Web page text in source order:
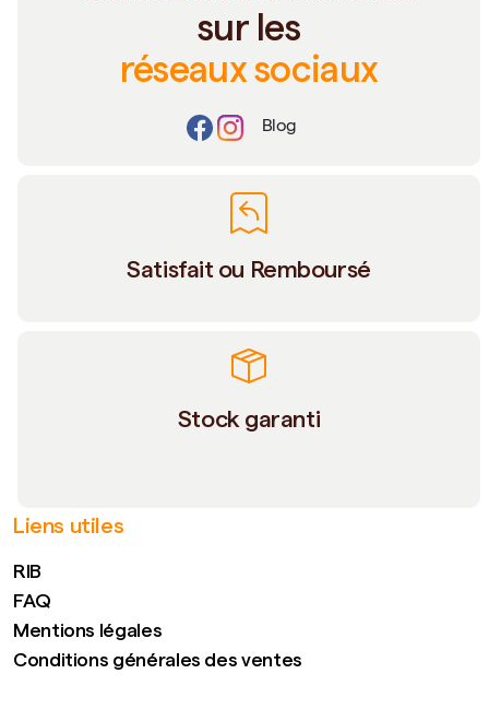
sur les
réseaux sociaux
Blog
Satisfait ou Remboursé
Stock garanti
Liens utiles
RIB
FAQ
Mentions légales
Conditions générales des ventes